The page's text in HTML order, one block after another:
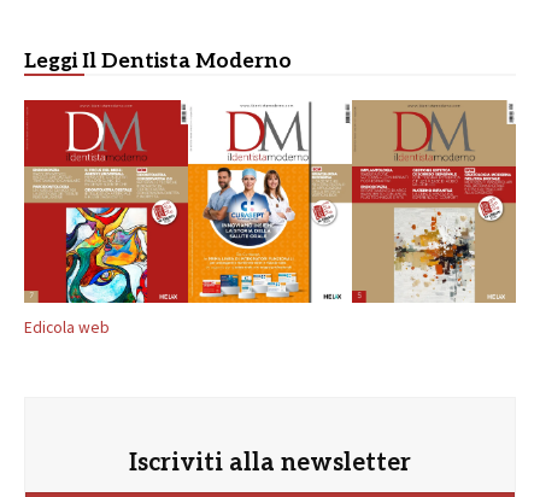
Leggi Il Dentista Moderno
Edicola web
Iscriviti alla newsletter